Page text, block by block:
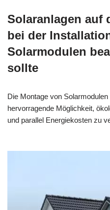
Solaranlagen auf
bei der
Solarmodulen
sollte
Die Montage von
hervorragende Möglichkeit,
und parallel Energiekosten zu